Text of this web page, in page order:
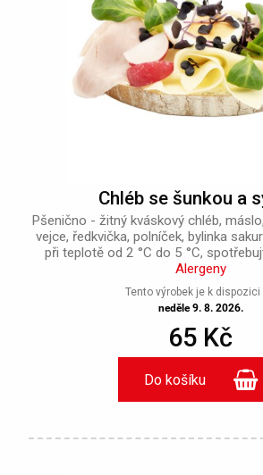
Chléb se šunkou a
Pšenično - žitný kváskový chléb,
vejce, ředkvička, polníček, bylinka
při teplotě od 2 °C do 5 °C,
Alergeny
Tento výrobek je k dispozici
neděle 9. 8. 2026.
65 Kč